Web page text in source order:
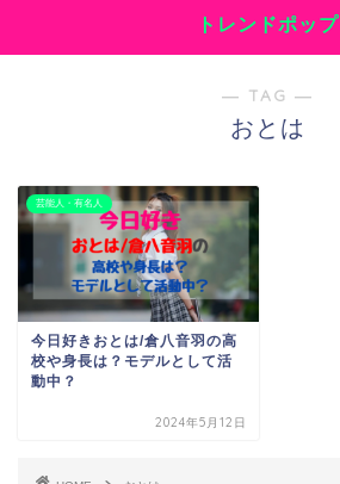
トレンドポップ
― TAG ―
おとは
芸能人・有名人
今日好きおとは/倉八音羽の高
校や身長は？モデルとして活
動中？
2024年5月12日